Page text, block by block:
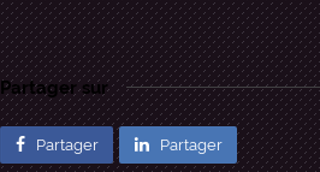
Partager sur
Partager Partager